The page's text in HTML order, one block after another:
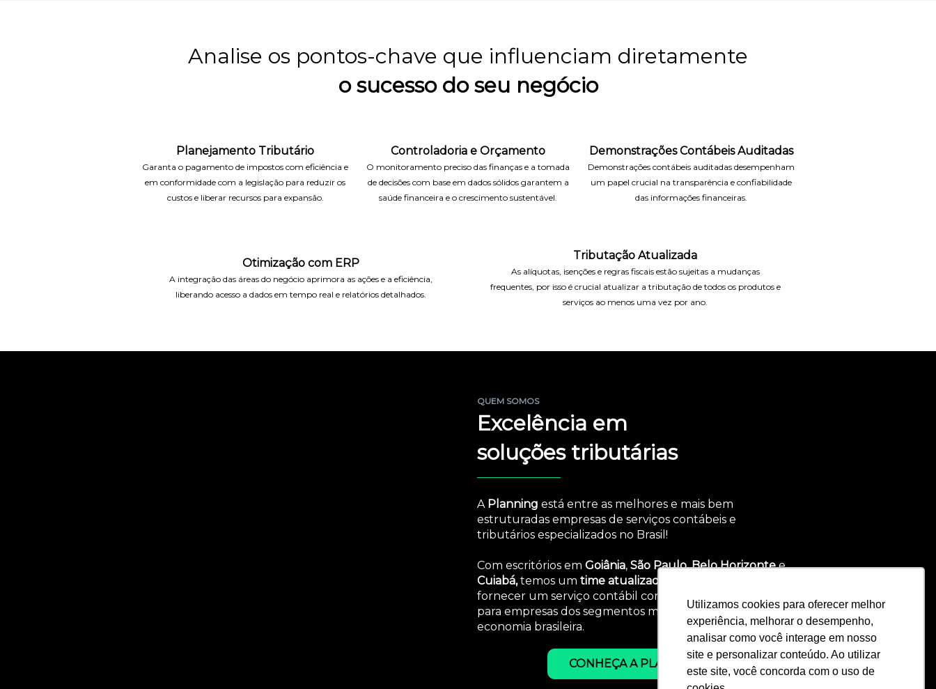
Utilizamos cookies para oferecer melhor
experiência, melhorar o desempenho,
analisar como você interage em nosso
site e personalizar conteúdo. Ao utilizar
este site, você concorda com o uso de
Analise os pontos-chave que influenciam diretamente
o sucesso do seu negócio
Planejamento Tributário
Garanta o pagamento de impostos com eficiência e
em conformidade com a legislação para reduzir os
custos e liberar recursos para expansão.
Controladoria e Orçamento
O monitoramento preciso das finanças e a tomada
de decisões com base em dados sólidos garantem a
saúde financeira e o crescimento sustentável.
Demonstrações Contábeis Auditadas
Demonstrações contábeis auditadas desempenham
um papel crucial na transparência e confiabilidade
das informações financeiras.
Otimização com ERP
A integração das áreas do negócio aprimora as ações e a eficiência,
liberando acesso a dados em tempo real e relatórios detalhados.
Tributação Atualizada
As alíquotas, isenções e regras fiscais estão sujeitas a mudanças
frequentes, por isso é crucial atualizar a tributação de todos os produtos e
serviços ao menos uma vez por ano.
QUEM SOMOS
Excelência em
soluções tributárias
A Planning está entre as melhores e mais bem
estruturadas empresas de serviços contábeis e
tributários especializados no Brasil!
Com escritórios em Goiânia, São Paulo,Belo Horizontee
Cuiabá,temos um time atualizado e comprometido
fornecer um serviço contábil corporativo de excelência
para empresas dos segmentos mais importantes da
economia brasileira.
CONHEÇA A PLANNING